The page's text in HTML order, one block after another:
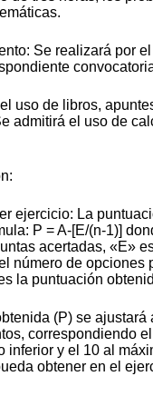
Se realizará por el
uso de libros,
admitirá el uso de
ejercicio: La
P = A-[E/(n-1)]
acertadas, «E»
número de opciones
la puntuación
(P) se ajustará
correspondiendo
inferior y el 10 al
obtener en el